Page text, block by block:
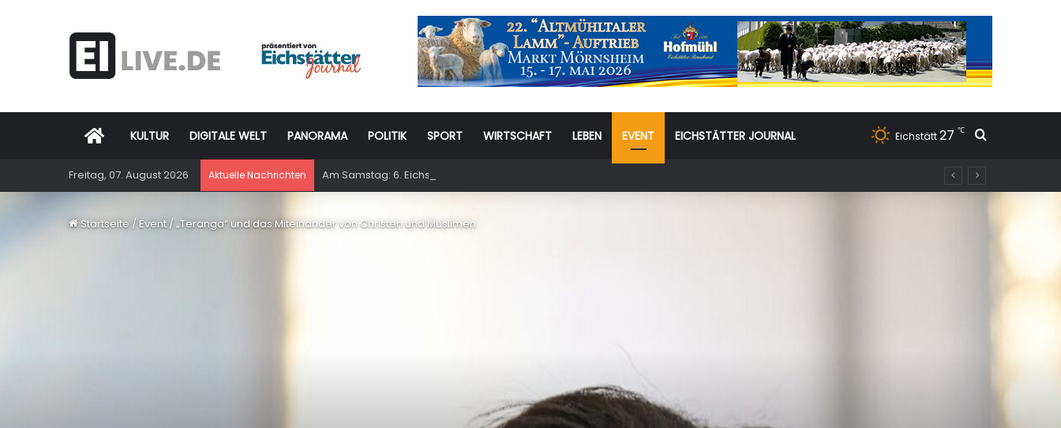
Startseite
KULTUR DIGITALE WELT PANORAMA POLITIK SPORT WIRTSCHAFT LEBEN EVENT EICHSTÄTTER JOURNAL Eichstätt27 ℃ Suchen
Freitag, 07. August 2026 Aktuelle Nachrichten Am Samstag: 6. Eichstätter Kinder- und Jugendtag – für ganze Familie
Startseite / Event /„Teranga“ und das Miteinander von Christen und Muslimen